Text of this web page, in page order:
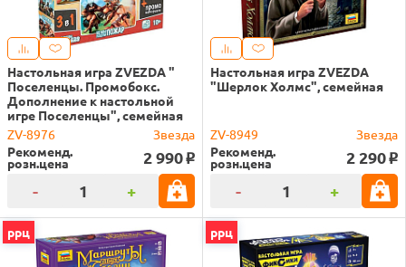
Настольная игра ZVEZDA "
Поселенцы. Промобокс.
Дополнение к настольной
игре Поселенцы", семейная
ZV-8976
Звезда
Рекоменд.
розн.цена 2 990 o
- +
Настольная игра ZVEZDA
"Шерлок Холмс", семейная
ZV-8949
Звезда
Рекоменд.
розн.цена 2 290 o
- +
ррц ррц